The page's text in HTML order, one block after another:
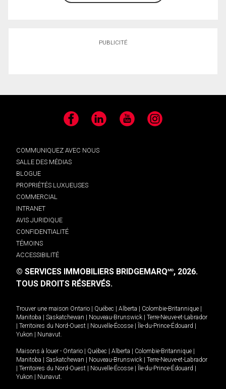
PUBLICITÉ
Facebook LinkedIn YouTube Instagram
COMMUNIQUEZ AVEC NOUS
SALLE DES MÉDIAS
BLOGUE
PROPRIÉTÉS LUXUEUSES
COMMERCIAL
INTRANET
AVIS JURIDIQUE
CONFIDENTIALITÉ
TÉMOINS
ACCESSIBILITÉ
© SERVICES IMMOBILIERS BRIDGEMARQMD, 2026.
TOUS DROITS RÉSERVÉS.
Trouver une maison Ontario Québec Alberta Colombie-Britannique
Manitoba
Saskatchewan Nouveau-Brunswick
Terre-Neuve-et-Labrador
Territoires du Nord-Ouest Nouvelle-Écosse Île-du-Prince-Édouard
Yukon
Nunavut.
Maisons à louer - Ontario Québec Alberta Colombie-Britannique
Manitoba
Saskatchewan Nouveau-Brunswick
Terre-Neuve-et-Labrador
Territoires du Nord-Ouest Nouvelle-Écosse Île-du-Prince-Édouard
Yukon
Nunavut.